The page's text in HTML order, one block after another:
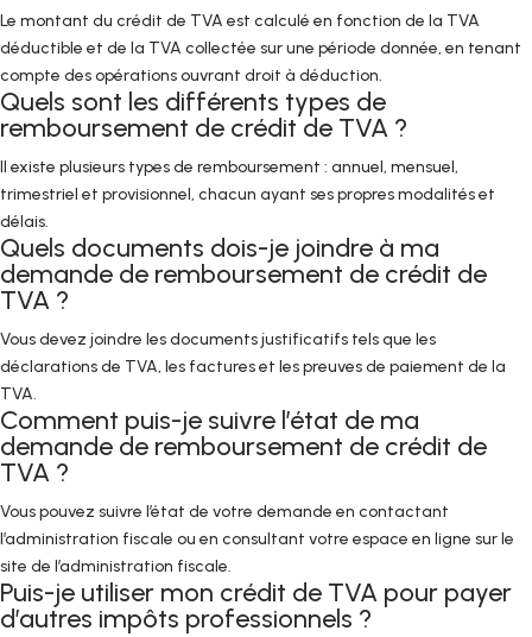
Le montant du crédit de TVA est calculé en fonction de la TVA
déductible et de la TVA collectée sur une période donnée, en tenant
compte des opérations ouvrant droit à déduction.
Quels sont les différents types de
remboursement de crédit de TVA ?
Il existe plusieurs types de remboursement : annuel, mensuel,
trimestriel et provisionnel, chacun ayant ses propres modalités et
délais.
Quels documents dois-je joindre à ma
demande de remboursement de crédit de
TVA ?
Vous devez joindre les documents justificatifs tels que les
déclarations de TVA, les factures et les preuves de paiement de la
TVA.
Comment puis-je suivre l’état de ma
demande de remboursement de crédit de
TVA ?
Vous pouvez suivre l’état de votre demande en contactant
l’administration fiscale ou en consultant votre espace en ligne sur le
site de l’administration fiscale.
Puis-je utiliser mon crédit de TVA pour payer
d’autres impôts professionnels ?